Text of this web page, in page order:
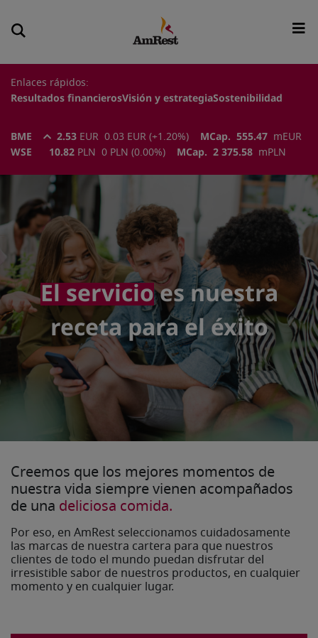
Enlaces rápidos:
Resultados financierosVisión y estrategiaSostenibilidad
BME 2.53 EUR 0.03 EUR (+1.20%) MCap. 555.47 m EUR
WSE
10.82 PLN 0 PLN (0.00%) MCap. 2 375.58 m PLN
El servicioes nuestra
receta para el éxito
Creemos que los mejores momentos de
nuestra vida siempre vienen acompañados
de una deliciosa comida.
Por eso, en AmRest seleccionamos cuidadosamente
las marcas de nuestra cartera para que nuestros
clientes de todo el mundo puedan disfrutar del
irresistible sabor de nuestros productos, en cualquier
momento y en cualquier lugar.